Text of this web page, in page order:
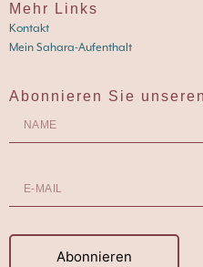
Mehr Links
Kontakt
Mein Sahara-Aufenthalt
Abonnieren Sie
Abonnieren